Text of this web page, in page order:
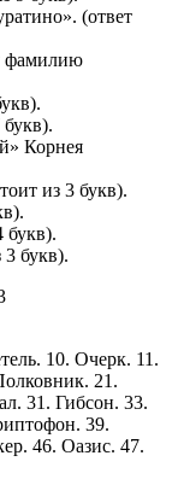
(ответ
фамилию
Корнея
из 3 букв).
букв).
букв).
10. Очерк. 11.
21.
31. Гибсон. 33.
39.
46. Оазис. 47.